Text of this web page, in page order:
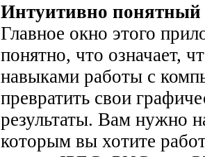
Интуитивно понятный
Главное окно этого
понятно, что означает,
навыками работы с
превратить свои
результаты. Вам нужно
которым вы хотите